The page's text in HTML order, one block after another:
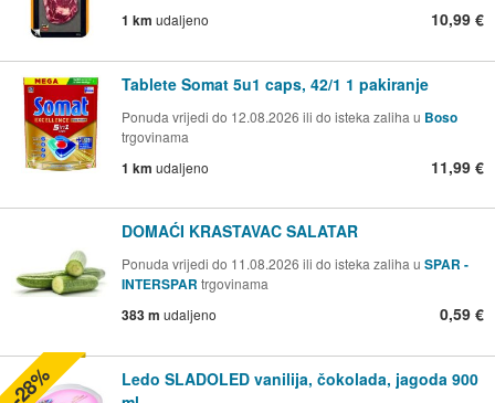
1 km udaljeno 10,99 €
Tablete Somat 5u1 caps, 42/1 1 pakiranje
Ponuda vrijedi do 12.08.2026 ili do isteka zaliha u Boso
trgovinama
1 km udaljeno 11,99 €
DOMAĆI KRASTAVAC SALATAR
Ponuda vrijedi do 11.08.2026 ili do isteka zaliha u SPAR -
INTERSPAR trgovinama
383 m udaljeno 0,59 €
Ledo SLADOLED vanilija, čokolada, jagoda 900
-28%